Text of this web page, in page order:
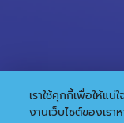
เราใช้คุกกี้เพื่อให้แน่
งานเว็บไซต์ของเร